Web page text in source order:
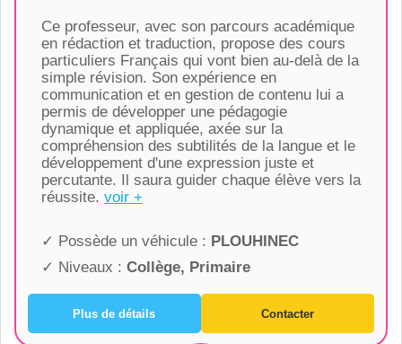
Ce professeur, avec son parcours académique
en rédaction et traduction, propose des cours
particuliers Français qui vont bien au-delà de la
simple révision. Son expérience en
communication et en gestion de contenu lui a
permis de développer une pédagogie
dynamique et appliquée, axée sur la
compréhension des subtilités de la langue et le
développement d'une expression juste et
percutante. Il saura guider chaque élève vers la
réussite. voir +
✓ Possède un véhicule : PLOUHINEC
✓ Niveaux : Collège, Primaire
Plus de détails Contacter